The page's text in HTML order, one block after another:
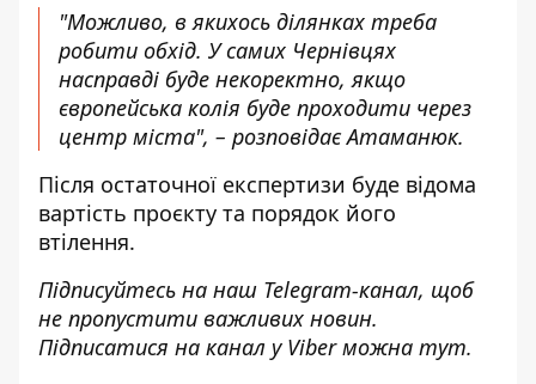
"Можливо, в якихось ділянках треба
робити обхід. У самих Чернівцях
насправді буде некоректно, якщо
європейська колія буде проходити через
центр міста", – розповідає Атаманюк.
Після остаточної експертизи буде відома
вартість проєкту та порядок його
втілення.
Підписуйтесь на наш Telegram-канал, щоб
не пропустити важливих новин.
Підписатися на канал у Viber можна тут.